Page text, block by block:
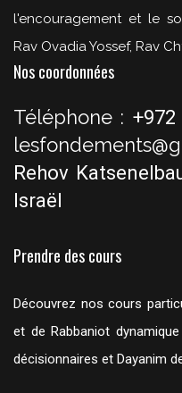
l'encouragement et le
Rav Ovadia Yossef, Rav
Nos coordonnées
Téléphone :
Rehov
Israël
Prendre des cours
Découvrez nos cours
et de Rabbaniot
décisionnaires et Dayanim